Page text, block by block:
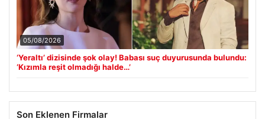
05/08/2026
‘Yeraltı’ dizisinde şok olay! Babası suç duyurusunda bulundu:
‘Kızımla reşit olmadığı halde…’
Son Eklenen Firmalar